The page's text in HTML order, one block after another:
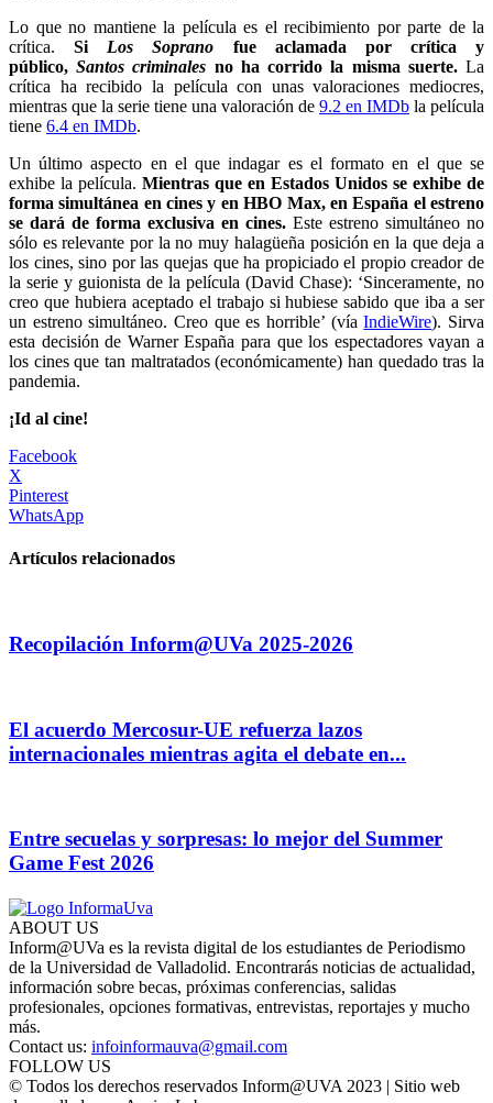
Lo que no mantiene la película es el recibimiento por parte de la
crítica. Si Los Soprano fue aclamada por crítica y
público,Santos criminales no ha corrido la misma suerte.La
crítica ha recibido la película con unas valoraciones mediocres,
mientras que la serie tiene una valoración de 9.2 en IMDb la película
tiene 6.4 en IMDb.
Un último aspecto en el que indagar es el formato en el que se
exhibe la película. Mientras que en Estados Unidos se exhibe de
forma simultánea en cines y en HBO Max, en España el estreno
se dará de forma exclusiva en cines. Este estreno simultáneo no
sólo es relevante por la no muy halagüeña posición en la que deja a
los cines, sino por las quejas que ha propiciado el propio creador de
la serie y guionista de la película (David Chase): ‘Sinceramente, no
creo que hubiera aceptado el trabajo si hubiese sabido que iba a ser
un estreno simultáneo. Creo que es horrible’ (víaIndieWire). Sirva
esta decisión de Warner España para que los espectadores vayan a
los cines que tan maltratados (económicamente) han quedado tras la
pandemia.
¡Id al cine!
Facebook
X
Pinterest
WhatsApp
Artículos relacionados
Recopilación Inform@UVa 2025-2026
El acuerdo Mercosur-UE refuerza lazos
internacionales mientras agita el debate en...
Entre secuelas y sorpresas: lo mejor del Summer
Game Fest 2026
ABOUT US
Inform@UVa es la revista digital de los estudiantes de Periodismo
de la Universidad de Valladolid. Encontrarás noticias de actualidad,
información sobre becas, próximas conferencias, salidas
profesionales, opciones formativas, entrevistas, reportajes y mucho
más.
Contact us: infoinformauva@gmail.com
FOLLOW US
© Todos los derechos reservados Inform@UVA 2023 | Sitio web